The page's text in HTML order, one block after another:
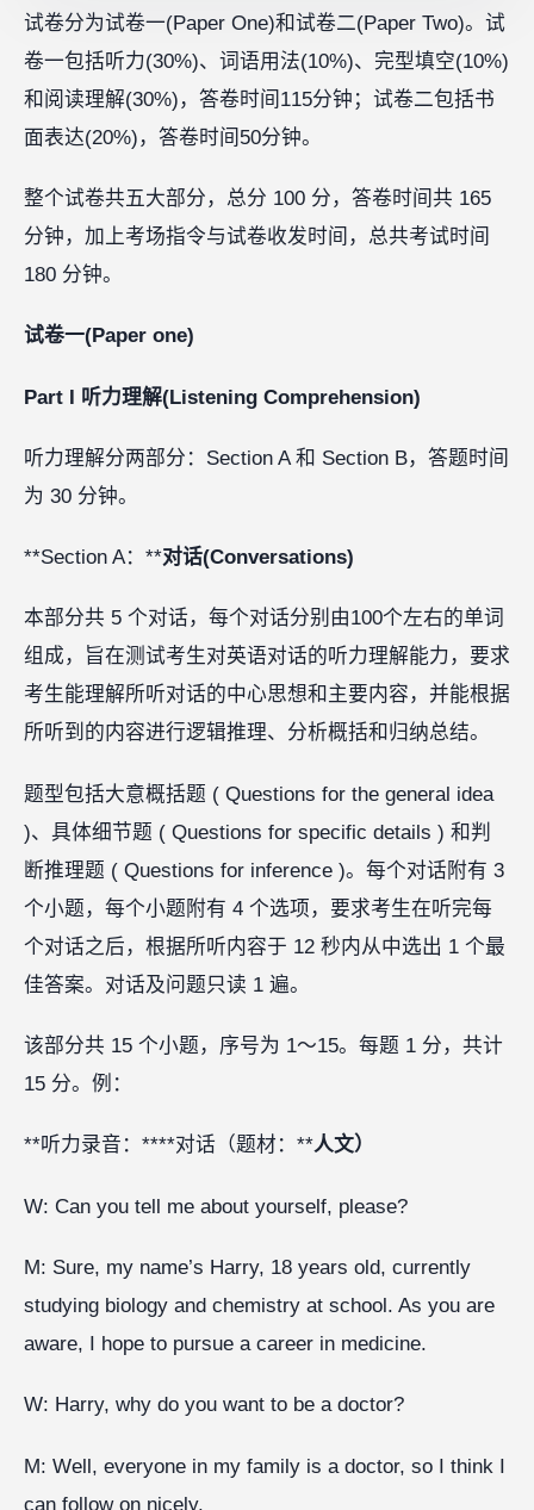
试卷分为试卷一(Paper One)和试卷二(Paper Two)。试
卷一包括听力(30%)、词语用法(10%)、完型填空(10%)
和阅读理解(30%)，答卷时间115分钟；试卷二包括书
面表达(20%)，答卷时间50分钟。
整个试卷共五大部分，总分 100 分，答卷时间共 165
分钟，加上考场指令与试卷收发时间，总共考试时间
180 分钟。
试卷一(Paper one)
Part I 听力理解(Listening Comprehension)
听力理解分两部分：Section A 和 Section B，答题时间
为 30 分钟。
**Section A：**对话(Conversations)
本部分共 5 个对话，每个对话分别由100个左右的单词
组成，旨在测试考生对英语对话的听力理解能力，要求
考生能理解所听对话的中心思想和主要内容，并能根据
所听到的内容进行逻辑推理、分析概括和归纳总结。
题型包括大意概括题 ( Questions for the general idea
)、具体细节题 ( Questions for specific details ) 和判
断推理题 ( Questions for inference )。每个对话附有 3
个小题，每个小题附有 4 个选项，要求考生在听完每
个对话之后，根据所听内容于 12 秒内从中选出 1 个最
佳答案。对话及问题只读 1 遍。
该部分共 15 个小题，序号为 1～15。每题 1 分，共计
15 分。例：
**听力录音：****对话（题材：**人文）
W: Can you tell me about yourself, please?
M: Sure, my name’s Harry, 18 years old, currently
studying biology and chemistry at school. As you are
aware, I hope to pursue a career in medicine.
W: Harry, why do you want to be a doctor?
M: Well, everyone in my family is a doctor, so I think I
can follow on nicely.